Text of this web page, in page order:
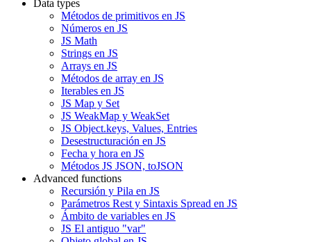
Data types
Métodos de primitivos en JS
Números en JS
JS Math
Strings en JS
Arrays en JS
Métodos de array en JS
Iterables en JS
JS Map y Set
JS WeakMap y WeakSet
JS Object.keys, Values, Entries
Desestructuración en JS
Fecha y hora en JS
Métodos JS JSON, toJSON
Advanced functions
Recursión y Pila en JS
Parámetros Rest y Sintaxis Spread en JS
Ámbito de variables en JS
JS El antiguo "var"